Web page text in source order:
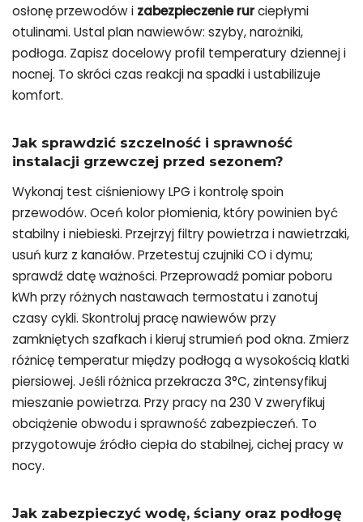
osłonę przewodów i zabezpieczenie rurciepłymi
otulinami. Ustal plan nawiewów: szyby, narożniki,
podłoga. Zapisz docelowy profil temperatury dziennej i
nocnej. To skróci czas reakcji na spadki i ustabilizuje
komfort.
Jak sprawdzić szczelność i sprawność
instalacji grzewczej przed sezonem?
Wykonaj test ciśnieniowy LPG i kontrolę spoin
przewodów. Oceń kolor płomienia, który powinien być
stabilny i niebieski. Przejrzyj filtry powietrza i nawietrzaki,
usuń kurz z kanałów. Przetestuj czujniki CO i dymu;
sprawdź datę ważności. Przeprowadź pomiar poboru
kWh przy różnych nastawach termostatu i zanotuj
czasy cykli. Skontroluj pracę nawiewów przy
zamkniętych szafkach i kieruj strumień pod okna. Zmierz
różnicę temperatur między podłogą a wysokością klatki
piersiowej. Jeśli różnica przekracza 3°C, zintensyfikuj
mieszanie powietrza. Przy pracy na 230 V zweryfikuj
obciążenie obwodu i sprawność zabezpieczeń. To
przygotowuje źródło ciepła do stabilnej, cichej pracy w
nocy.
Jak zabezpieczyć wodę, ściany oraz podłogę